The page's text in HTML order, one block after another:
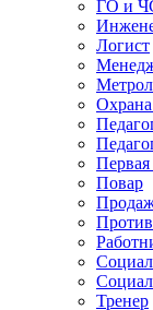
ГО и
Логист
Охрана
Повар
Тренер